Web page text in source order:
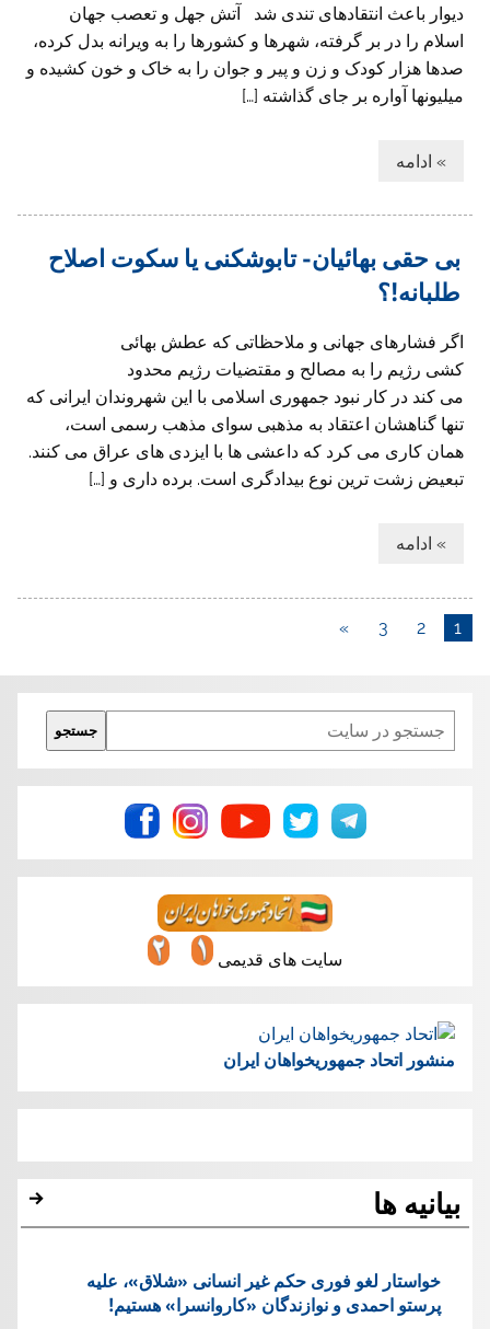
دیوار باعث انتقادهای تندی شد آتش جهل و تعصب جهان
اسلام را در بر گرفته، شهرها و کشورها را به ویرانه بدل کرده،
صدها هزار کودک و زن و پیر و جوان را به خاک و خون کشیده و
میلیونها آواره بر جای گذاشته […]
» ادامه
بی حقی بهائیان- تابوشکنی یا سکوت اصلاح
طلبانه!؟
اگر فشارهای جهانی و ملاحظاتی که عطش بهائی
کشی رژیم را به مصالح و مقتضیات رژیم محدود
می کند در کار نبود جمهوری اسلامی با این شهروندان ایرانی که
تنها گناهشان اعتقاد به مذهبی سوای مذهب رسمی است،
همان کاری می کرد که داعشی ها با ایزدی های عراق می کنند.
تبعیض زشت ترین نوع بیدادگری است. برده داری و […]
» ادامه
1
2
3
»
Search
جستجو
سایت های قدیمی
منشور اتحاد جمهوریخواهان ایران
بیانیه ها
خواستار لغو فوری حکم غیر انسانی «شلاق»، علیه
پرستو احمدی و نوازندگان «کاروانسرا» هستیم!